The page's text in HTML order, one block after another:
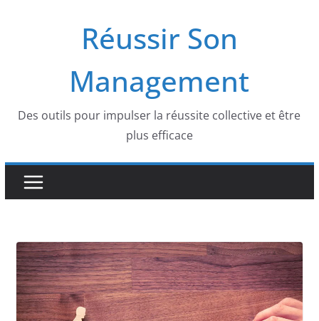
Réussir Son
Management
Des outils pour impulser la réussite collective et être
plus efficace